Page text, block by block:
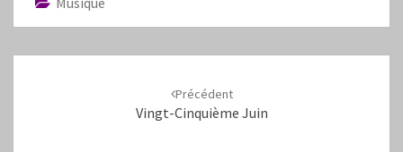
Précédent
Vingt-Cinquième Juin